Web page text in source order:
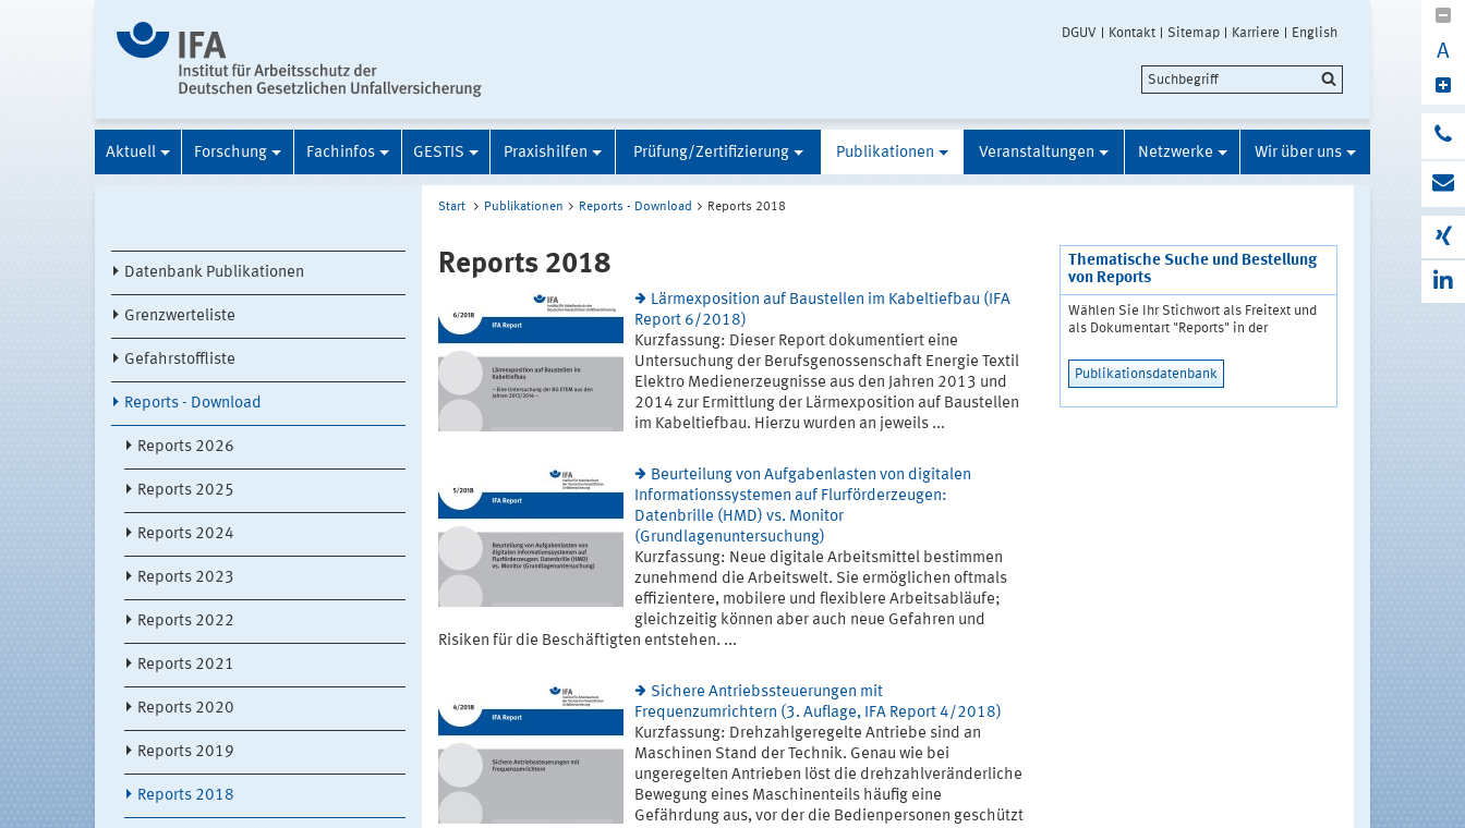
DGUV Kontakt Sitemap Karriere English
A
Aktuell Forschung Fachinfos GESTIS Praxishilfen Prüfung/Zertifizierung Publikationen Veranstaltungen Netzwerke Wir über uns
Datenbank Publikationen
Grenzwerteliste
Gefahrstoffliste
Reports - Download
Reports 2026
Reports 2025
Reports 2024
Reports 2023
Reports 2022
Reports 2021
Reports 2020
Reports 2019
Reports 2018
Start Publikationen Reports - Download Reports 2018
Reports 2018
Lärmexposition auf Baustellen im Kabeltiefbau (IFA
Report 6/2018)
Kurzfassung: Dieser Report dokumentiert eine
Untersuchung der Berufsgenossenschaft Energie Textil
Elektro Medienerzeugnisse aus den Jahren 2013 und
2014 zur Ermittlung der Lärmexposition auf Baustellen
im Kabeltiefbau. Hierzu wurden an jeweils ...
Beurteilung von Aufgabenlasten von digitalen
Informationssystemen auf Flurförderzeugen:
Datenbrille (HMD) vs. Monitor
(Grundlagenuntersuchung)
Kurzfassung: Neue digitale Arbeitsmittel bestimmen
zunehmend die Arbeitswelt. Sie ermöglichen oftmals
effizientere, mobilere und flexiblere Arbeitsabläufe;
gleichzeitig können aber auch neue Gefahren und
Risiken für die Beschäftigten entstehen. ...
Sichere Antriebssteuerungen mit
Frequenzumrichtern (3. Auflage, IFA Report 4/2018)
Kurzfassung: Drehzahlgeregelte Antriebe sind an
Maschinen Stand der Technik. Genau wie bei
ungeregelten Antrieben löst die drehzahlveränderliche
Bewegung eines Maschinenteils häufig eine
Gefährdung aus, vor der die Bedienpersonen geschützt
Thematische Suche und Bestellung
von Reports
Wählen Sie Ihr Stichwort als Freitext und
als Dokumentart "Reports" in der
Publikationsdatenbank